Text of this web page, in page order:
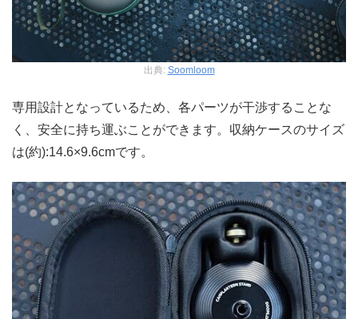
出典: Soomloom
専用設計となっているため、各パーツが干渉することな
く、安全に持ち運ぶことができます。収納ケースのサイズ
は(約):14.6×9.6cmです。